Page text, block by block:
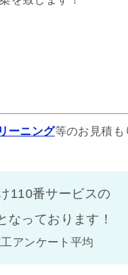
ーニング等のお見積も
110番サービスの
なっております！
アンケート平均